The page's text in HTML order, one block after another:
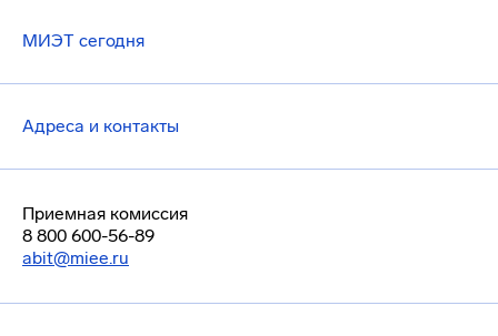
МИЭТ сегодня
Адреса и контакты
Приемная комиссия
8 800 600-56-89
abit@miee.ru